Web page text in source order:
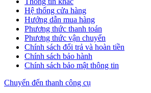
Hệ thống cửa hàng
Hướng dẫn mua hàng
Phương thức thanh toán
Phương thức vận chuyển
Chính sách đổi trả và hoàn tiền
Chính sách bảo hành
Chính sách bảo mật thông tin
Chuyển đến thanh công cụ